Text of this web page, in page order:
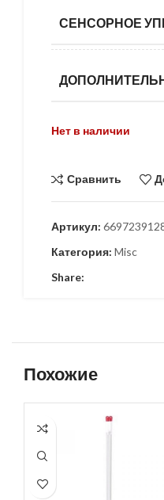
СЕНСОРНОЕ
Нет в наличии
Сравнить
Артикул:
Категория: Misc
Share:
Похожие